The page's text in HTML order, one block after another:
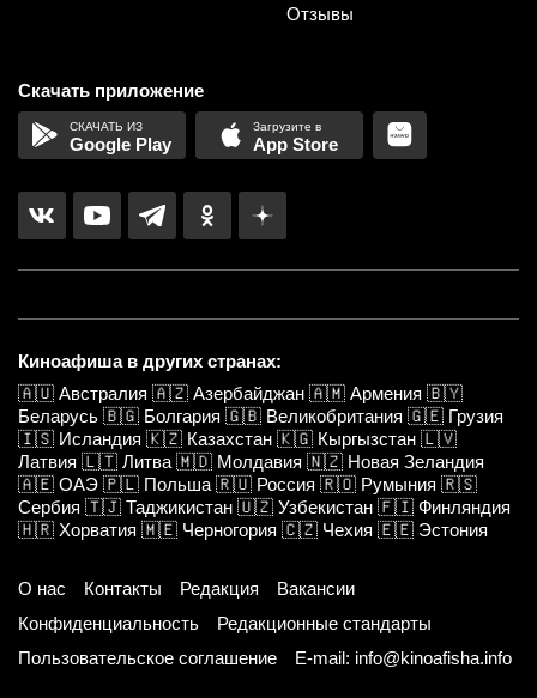
Отзывы
Скачать приложение
Google Play App Store
Киноафиша в других странах:
🇦🇺 Австралия 🇦🇿 Азербайджан 🇦🇲 Армения 🇧🇾
Беларусь 🇧🇬 Болгария 🇬🇧 Великобритания 🇬🇪 Грузия
🇮🇸 Исландия 🇰🇿 Казахстан 🇰🇬 Кыргызстан 🇱🇻
Латвия 🇱🇹 Литва 🇲🇩 Молдавия 🇳🇿 Новая Зеландия
🇦🇪 ОАЭ 🇵🇱 Польша 🇷🇺 Россия 🇷🇴 Румыния 🇷🇸
Сербия 🇹🇯 Таджикистан 🇺🇿 Узбекистан 🇫🇮 Финляндия
🇭🇷 Хорватия 🇲🇪 Черногория 🇨🇿 Чехия 🇪🇪 Эстония
О нас Контакты Редакция
Вакансии
Конфиденциальность
Редакционные стандарты
Пользовательское соглашение
E-mail: info@kinoafisha.info